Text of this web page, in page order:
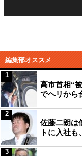
編集部オススメ
高市首相“
でヘリから
1
佐藤二朗は
トに入社
2
3